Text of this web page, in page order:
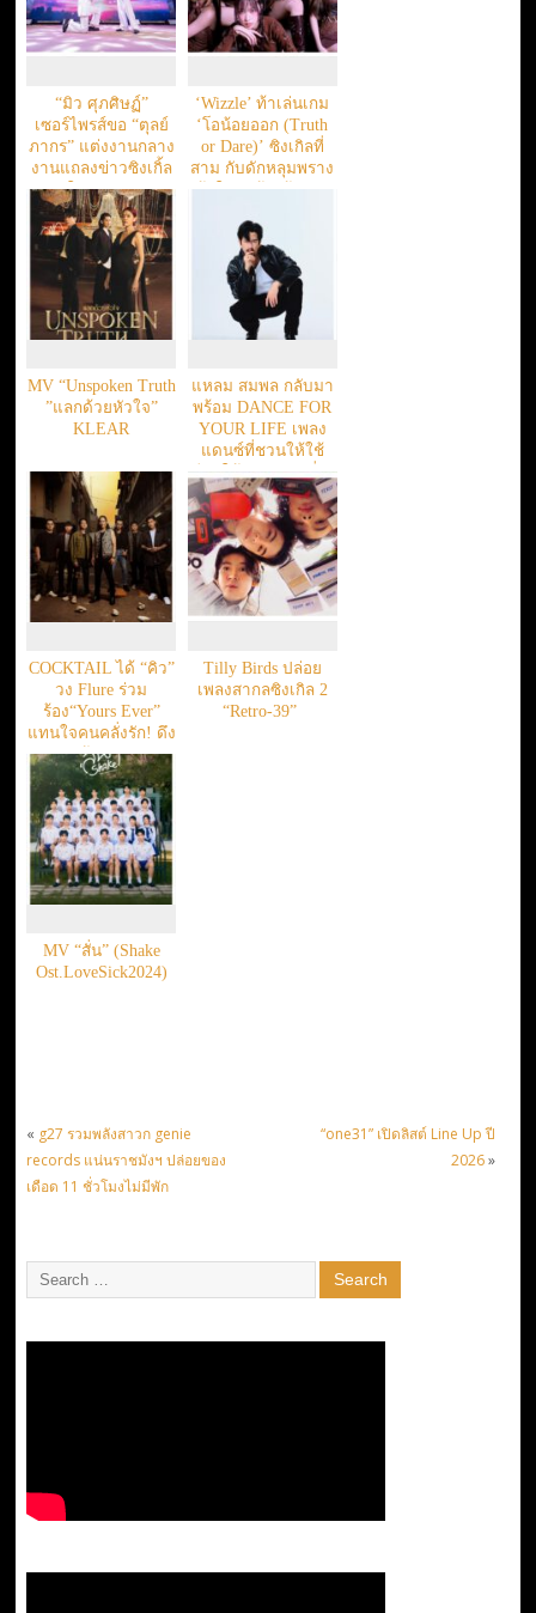
“มิว ศุภศิษฏ์”
เซอร์ไพรส์ขอ “ตุลย์
ภากร” แต่งงานกลาง
งานแถลงข่าวซิงเกิ้ล
ใหม่ล่าสุด
‘Wizzle’ ท้าเล่นเกม
‘โอน้อยออก (Truth
or Dare)’ ซิงเกิลที่
สาม กับดักหลุมพราง
ถ้าใครแพ้…ต้องรัก
MV “Unspoken Truth
”แลกด้วยหัวใจ”
KLEAR
แหลม สมพล กลับมา
พร้อม DANCE FOR
YOUR LIFE เพลง
แดนซ์ที่ชวนให้ใช้
ชีวิตให้สนุกสุดเหวี่ยง
COCKTAIL ได้ “คิว”
วง Flure ร่วม
ร้อง“Yours Ever”
แทนใจคนคลั่งรัก! ดึง
“ต้องเต”
Tilly Birds ปล่อย
เพลงสากลซิงเกิล 2
“Retro-39”
MV “สั่น” (Shake
Ost.LoveSick2024)
« g27 รวมพลังสาวก genie
records แน่นราชมังฯ ปล่อยของ
เดือด 11 ชั่วโมงไม่มีพัก
“one31” เปิดลิสต์ Line Up ปี
2026»